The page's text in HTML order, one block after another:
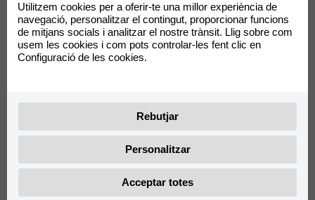
Joc d'Adhesius Six Days
Italy
205,70€IVA Inclòs
Joc d'Adhesius Six Days
France
Utilitzem cookies per a oferir-te una millor experiència de
navegació, personalitzar el contingut, proporcionar funcions
de mitjans socials i analitzar el nostre trànsit. Llig sobre com
usem les cookies i com pots controlar-les fent clic en
Configuració de les cookies.
Rebutjar
Personalitzar
Acceptar totes